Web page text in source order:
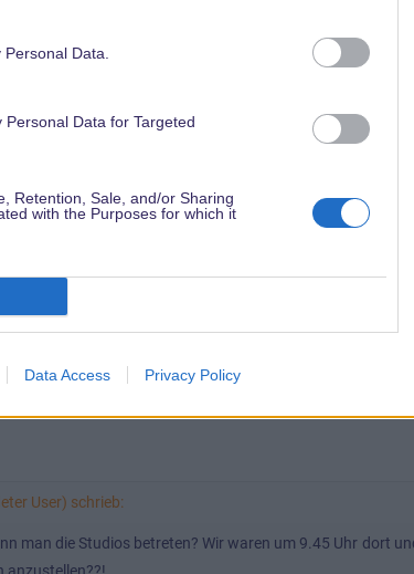
Data.
Data for Targeted
Retention, Sale, and/or Sharing
with the Purposes for which it
Data Access Privacy Policy
man noch "Euro Disneyland"-Überbleibsel, wie zum
die Lampen ein. Auf den grünen Pfosten kann
User) schrieb:
User) schrieb:
man die Studios betreten? Wir waren um 9.45 Uhr dort